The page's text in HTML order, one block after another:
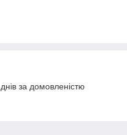
за домовленістю